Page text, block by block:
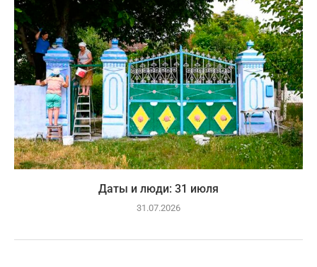
Даты и люди: 31 июля
31.07.2026